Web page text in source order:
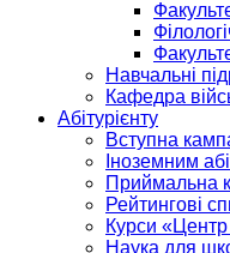
Навчальні
Кафедра
Абітурієнту
Вступна
Іноземним
Приймальна
Рейтингові
Курси «Центр
Наука для